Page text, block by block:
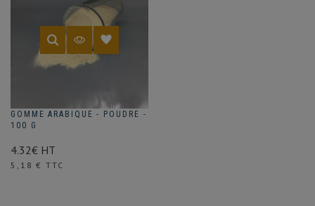
GOMME ARABIQUE - POUDRE -
100 G
4.32€ HT
Prix
5,18 € TTC